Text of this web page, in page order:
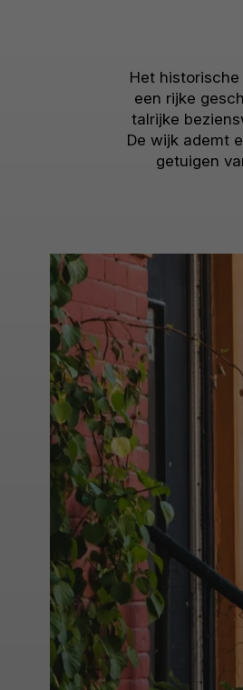
Het
een rijke
talrijke
De wijk ademt
getuigen